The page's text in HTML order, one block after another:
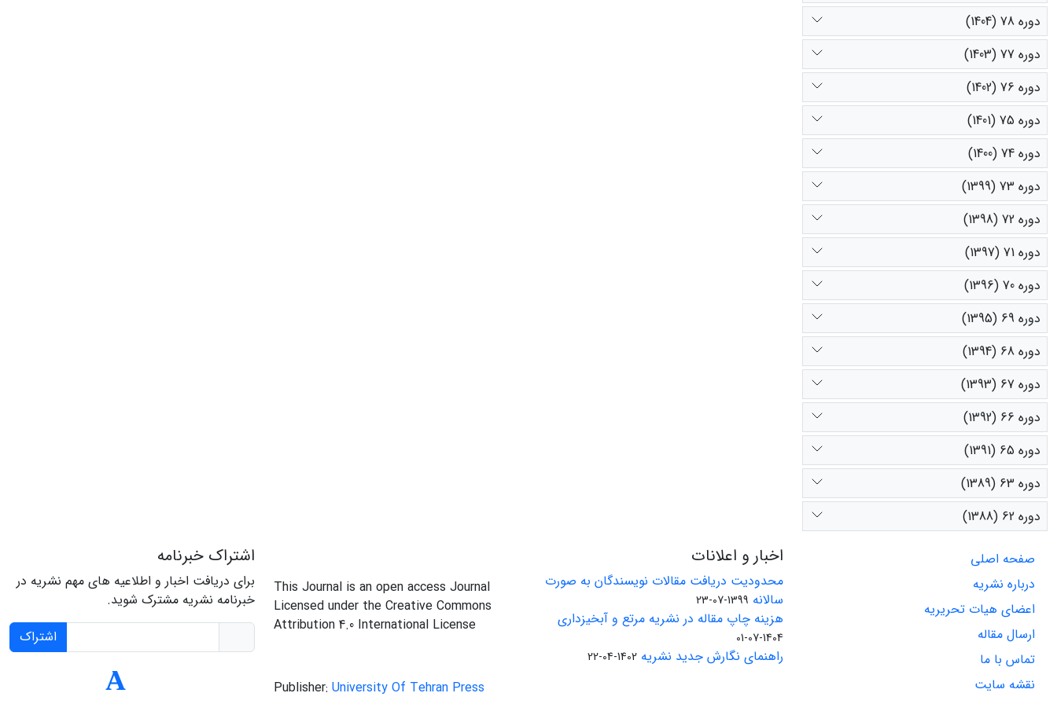
دوره 78 (1404)
دوره 77 (1403)
دوره 76 (1402)
دوره 75 (1401)
دوره 74 (1400)
دوره 73 (1399)
دوره 72 (1398)
دوره 71 (1397)
دوره 70 (1396)
دوره 69 (1395)
دوره 68 (1394)
دوره 67 (1393)
دوره 66 (1392)
دوره 65 (1391)
دوره 63 (1389)
دوره 62 (1388)
صفحه اصلی
درباره نشریه
اعضای هیات تحریریه
ارسال مقاله
تماس با ما
نقشه سایت
اخبار و اعلانات
محدودیت دریافت مقالات نویسندگان به صورت
سالانه 1399-07-23
هزینه چاپ مقاله در نشریه مرتع و آبخیزداری
1404-07-01
راهنمای نگارش جدید نشریه 1402-04-22
This Journal is an open access Journal
Licensed under the Creative Commons
Attribution 4.0 International License
Publisher: University Of Tehran Press
اشتراک خبرنامه
برای دریافت اخبار و اطلاعیه های مهم نشریه در
خبرنامه نشریه مشترک شوید.
اشتراک